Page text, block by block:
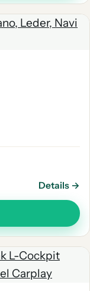
Details →